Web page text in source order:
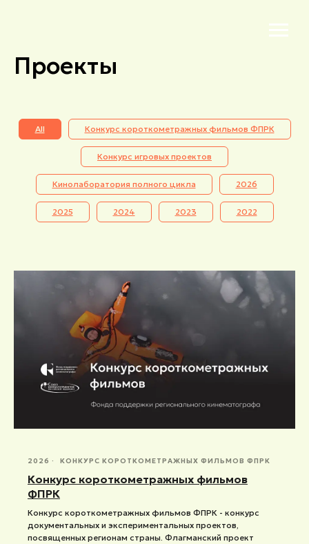
Проекты
All Конкурс короткометражных фильмов ФПРК
Конкурс игровых проектов
Кинолаборатория полного цикла 2026
2025 2024 2023 2022
2026 КОНКУРС КОРОТКОМЕТРАЖНЫХ ФИЛЬМОВ ФПРК
Конкурс короткометражных фильмов
ФПРК
Конкурс короткометражных фильмов ФПРК - конкурс
документальных и экспериментальных проектов,
посвященных регионам страны. Флагманский проект